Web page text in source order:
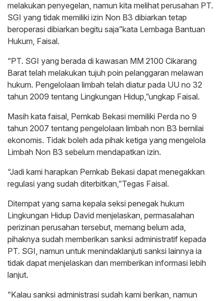
melakukan penyegelan, namun kita melihat perusahan PT.
SGI yang tidak memiliki izin Non B3 dibiarkan tetap
beroperasi dibiarkan begitu saja”kata Lembaga Bantuan
Hukum, Faisal.
“PT. SGI yang berada di kawasan MM 2100 Cikarang
Barat telah melakukan tujuh poin pelanggaran melawan
hukum. Pengelolaan limbah telah diatur pada UU no 32
tahun 2009 tentang Lingkungan Hidup,”ungkap Faisal.
Masih kata faisal, Pemkab Bekasi memiliki Perda no 9
tahun 2007 tentang pengelolaan limbah non B3 bernilai
ekonomis. Tidak boleh ada pihak ketiga yang mengelola
Limbah Non B3 sebelum mendapatkan izin.
“Jadi kami harapkan Pemkab Bekasi dapat menegakkan
regulasi yang sudah diterbitkan,”Tegas Faisal.
Ditempat yang sama kepala seksi penegak hukum
Lingkungan Hidup David menjelaskan, permasalahan
perizinan perusahan tersebut, memang belum ada,
pihaknya sudah memberikan sanksi administratif kepada
PT. SGI, namun untuk menindaklanjuti sanksi lainnya ia
tidak dapat menjelaskan dan memberikan informasi lebih
lanjut.
“Kalau sanksi administrasi sudah kami berikan, namun